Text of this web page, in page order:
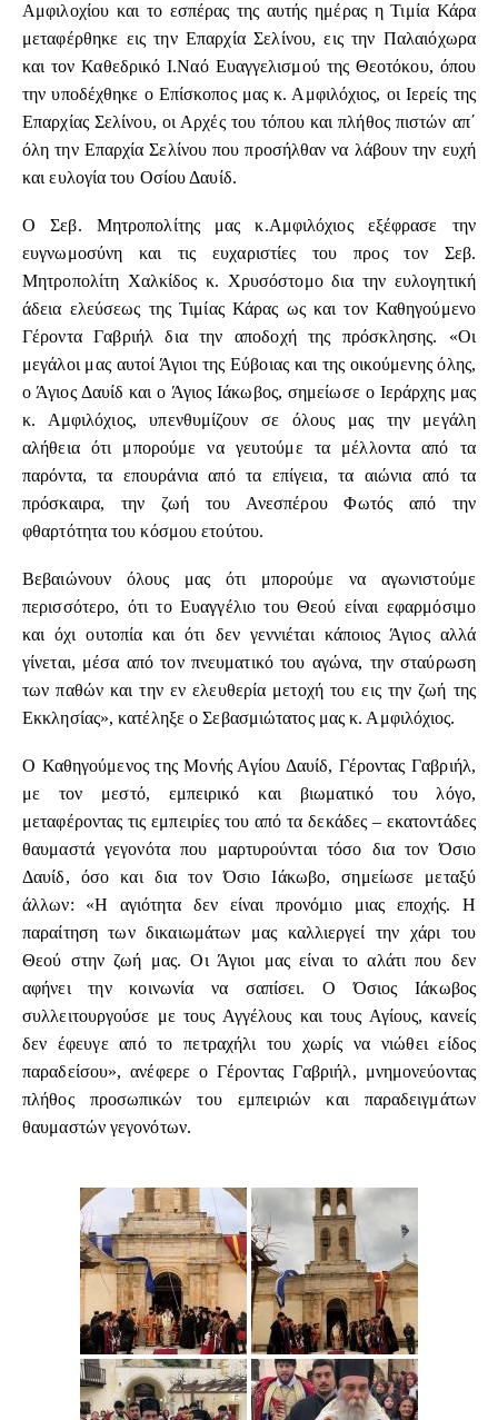
Αμφιλοχίου και το εσπέρας της αυτής ημέρας η Τιμία Κάρα
μεταφέρθηκε εις την Επαρχία Σελίνου, εις την Παλαιόχωρα
και τον Καθεδρικό Ι.Ναό Ευαγγελισμού της Θεοτόκου, όπου
την υποδέχθηκε ο Επίσκοπος μας κ. Αμφιλόχιος, οι Ιερείς της
Επαρχίας Σελίνου, οι Αρχές του τόπου και πλήθος πιστών απ΄
όλη την Επαρχία Σελίνου που προσήλθαν να λάβουν την ευχή
και ευλογία του Οσίου Δαυίδ.
Ο Σεβ. Μητροπολίτης μας κ.Αμφιλόχιος εξέφρασε την
ευγνωμοσύνη και τις ευχαριστίες του προς τον Σεβ.
Μητροπολίτη Χαλκίδος κ. Χρυσόστομο δια την ευλογητική
άδεια ελεύσεως της Τιμίας Κάρας ως και τον Καθηγούμενο
Γέροντα Γαβριήλ δια την αποδοχή της πρόσκλησης. «Οι
μεγάλοι μας αυτοί Άγιοι της Εύβοιας και της οικούμενης όλης,
ο Άγιος Δαυίδ και ο Άγιος Ιάκωβος, σημείωσε ο Ιεράρχης μας
κ. Αμφιλόχιος, υπενθυμίζουν σε όλους μας την μεγάλη
αλήθεια ότι μπορούμε να γευτούμε τα μέλλοντα από τα
παρόντα, τα επουράνια από τα επίγεια, τα αιώνια από τα
πρόσκαιρα, την ζωή του Ανεσπέρου Φωτός από την
φθαρτότητα του κόσμου ετούτου.
Βεβαιώνουν όλους μας ότι μπορούμε να αγωνιστούμε
περισσότερο, ότι το Ευαγγέλιο του Θεού είναι εφαρμόσιμο
και όχι ουτοπία και ότι δεν γεννιέται κάποιος Άγιος αλλά
γίνεται, μέσα από τον πνευματικό του αγώνα, την σταύρωση
των παθών και την εν ελευθερία μετοχή του εις την ζωή της
Εκκλησίας», κατέληξε ο Σεβασμιώτατος μας κ. Αμφιλόχιος.
Ο Καθηγούμενος της Μονής Αγίου Δαυίδ, Γέροντας Γαβριήλ,
με τον μεστό, εμπειρικό και βιωματικό του λόγο,
μεταφέροντας τις εμπειρίες του από τα δεκάδες – εκατοντάδες
θαυμαστά γεγονότα που μαρτυρούνται τόσο δια τον Όσιο
Δαυίδ, όσο και δια τον Όσιο Ιάκωβο, σημείωσε μεταξύ
άλλων: «Η αγιότητα δεν είναι προνόμιο μιας εποχής. Η
παραίτηση των δικαιωμάτων μας καλλιεργεί την χάρι του
Θεού στην ζωή μας. Οι Άγιοι μας είναι το αλάτι που δεν
αφήνει την κοινωνία να σαπίσει. Ο Όσιος Ιάκωβος
συλλειτουργούσε με τους Αγγέλους και τους Αγίους, κανείς
δεν έφευγε από το πετραχήλι του χωρίς να νιώθει είδος
παραδείσου», ανέφερε ο Γέροντας Γαβριήλ, μνημονεύοντας
πλήθος προσωπικών του εμπειριών και παραδειγμάτων
θαυμαστών γεγονότων.